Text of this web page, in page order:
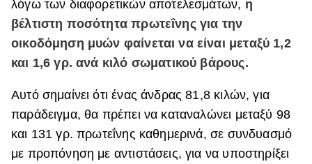
λόγω των διαφορετικών αποτελεσμάτων, η
βέλτιστη ποσότητα πρωτεΐνης για την
οικοδόμηση μυών φαίνεται να είναι μεταξύ 1,2
και 1,6 γρ. ανά κιλό σωματικού βάρους.
Αυτό σημαίνει ότι ένας άνδρας 81,8 κιλών, για
παράδειγμα, θα πρέπει να καταναλώνει μεταξύ 98
και 131 γρ. πρωτεΐνης καθημερινά, σε συνδυασμό
με προπόνηση με αντιστάσεις, για να υποστηρίξει